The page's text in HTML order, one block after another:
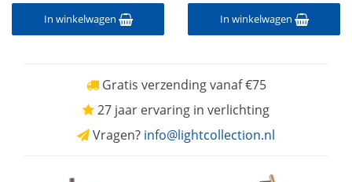
In winkelwagen In winkelwagen
Gratis verzending vanaf €75
27 jaar ervaring in verlichting
Vragen? info@lightcollection.nl